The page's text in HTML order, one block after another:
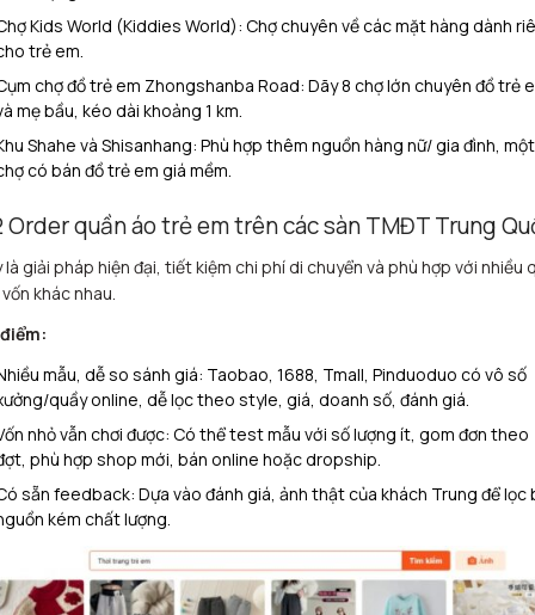
Kids World (Kiddies World): Chợ chuyên về các mặt hàng dành
trẻ em.
chợ đồ trẻ em Zhongshanba Road: Dãy 8 chợ lớn chuyên đồ trẻ
mẹ bầu, kéo dài khoảng 1 km.​
Shahe và Shisanhang: Phù hợp thêm nguồn hàng nữ/ gia đình,
có bán đồ trẻ em giá mềm.
Order quần áo trẻ em trên các sàn TMĐT Trung
là giải pháp hiện đại, tiết kiệm chi phí di chuyển và phù hợp với nhiều
khác nhau.
mẫu, dễ so sánh giá: Taobao, 1688, Tmall, Pinduoduo có vô số
quầy online, dễ lọc theo style, giá, doanh số, đánh giá.​
nhỏ vẫn chơi được: Có thể test mẫu với số lượng ít, gom đơn theo
phù hợp shop mới, bán online hoặc dropship.​
sẵn feedback: Dựa vào đánh giá, ảnh thật của khách Trung để lọc
kém chất lượng.